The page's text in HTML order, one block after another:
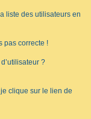
liste des utilisateurs en
pas correcte !
?
clique sur le lien de